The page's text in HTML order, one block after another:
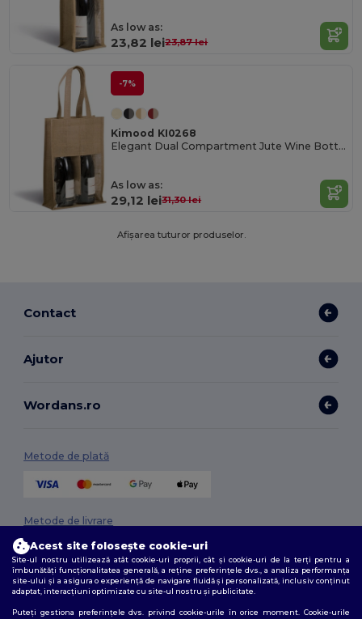
As low as:
23,82 lei23,87 lei
-7%
Kimood KI0268
Elegant Dual Compartment Jute Wine Bottle Carrier
As low as:
29,12 lei31,30 lei
Afișarea tuturor produselor.
Contact
Ajutor
Wordans.ro
Metode de plată
Metode de livrare
Acest site folosește cookie-uri
Site-ul nostru utilizează atât cookie-uri proprii, cât și cookie-uri de la terți pentru a
îmbunătăți funcționalitatea generală, a reține preferințele dvs., a analiza performanța
site-ului și a asigura o experiență de navigare fluidă și personalizată, inclusiv conținut
adaptat, interacțiuni optimizate cu site-ul nostru și publicitate.
Puteți gestiona preferințele dvs. privind cookie-urile în orice moment. Cookie-urile